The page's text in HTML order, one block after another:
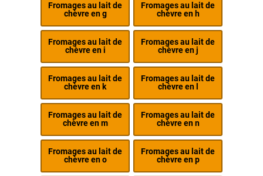
Fromages au lait de
chèvre en g
Fromages au lait de
chèvre en h
Fromages au lait de
chèvre en i
Fromages au lait de
chèvre en j
Fromages au lait de
chèvre en k
Fromages au lait de
chèvre en l
Fromages au lait de
chèvre en m
Fromages au lait de
chèvre en n
Fromages au lait de
chèvre en o
Fromages au lait de
chèvre en p